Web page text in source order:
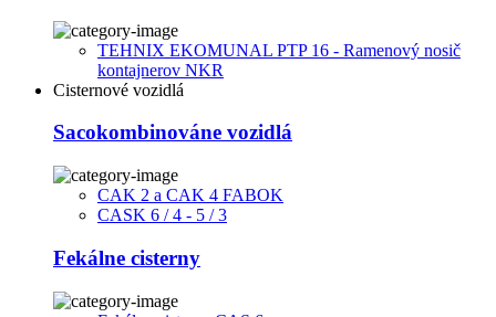
TEHNIX EKOMUNAL PTP 16 - Ramenový nosič
kontajnerov NKR
Cisternové vozidlá
Sacokombinováne vozidlá
CAK 2 a CAK 4 FABOK
CASK 6 / 4 - 5 / 3
Fekálne cisterny